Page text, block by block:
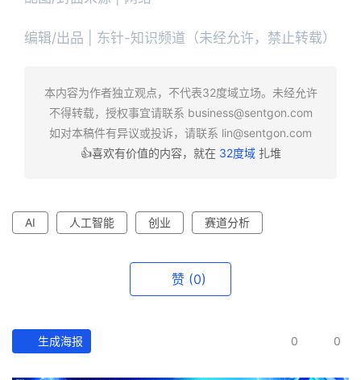
编辑/出品 | 东针-知识频道（未经允许，禁止转载）
本内容为作者独立观点，不代表32度域立场。未经允许
不得转载，授权事宜请联系 business@sentgon.com
如对本稿件有异议或投诉，请联系 lin@sentgon.com
👍喜欢有价值的内容，就在 32度域扎堆
AI 人工智能 创业 赛道分析
赞 (0)
生成海报 0 0